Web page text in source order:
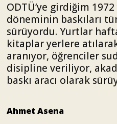
ODTÜ’ye girdiğim
döneminin baskıları
sürüyordu. Yurtlar
kitaplar yerlere
aranıyor, öğrenciler
disipline veriliyor,
baskı aracı olarak
Ahmet Asena